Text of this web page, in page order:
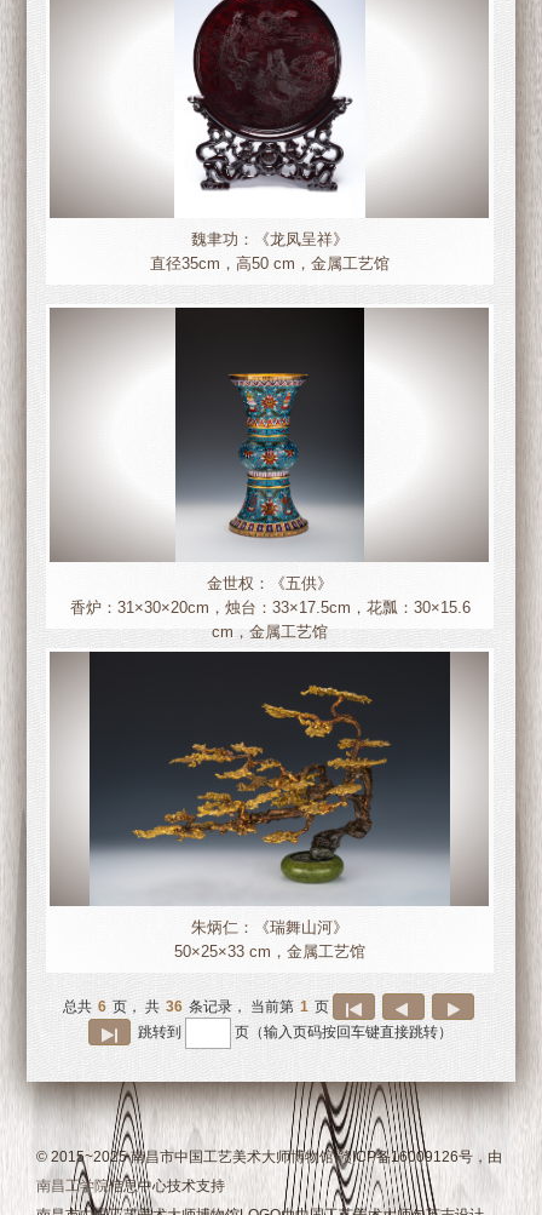
魏聿功：《龙凤呈祥》
直径35cm，高50 cm，金属工艺馆
金世权：《五供》
香炉：31×30×20cm，烛台：33×17.5cm，花瓢：30×15.6
cm，金属工艺馆
朱炳仁：《瑞舞山河》
50×25×33 cm，金属工艺馆
总共 6 页， 共 36 条记录， 当前第 1 页
跳转到
页 （输入页码按回车键直接跳转）
© 2015~2025 南昌市中国工艺美术大师博物馆 赣ICP备16009126号，由
南昌工学院信息中心技术支持